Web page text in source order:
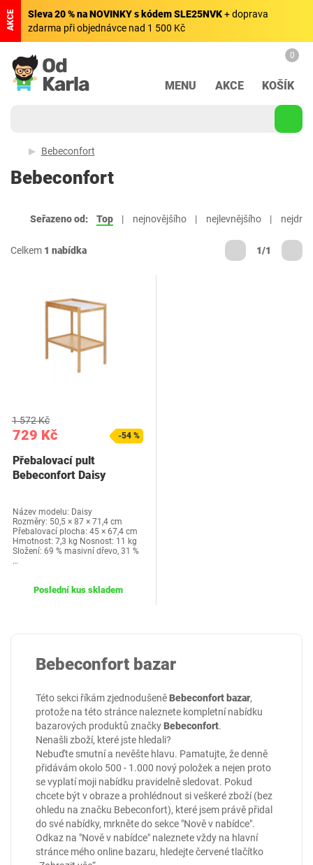
AKCE Sleva 20 % na NOVINKY s kódem SLE25NVK+ doprava
zdarma při objednávce nad 1 500 Kč
MENU AKCE
0
KOŠÍK
Bebeconfort
Bebeconfort
Seřazeno od: Top nejnovějšího nejlevnějšího
Celkem 1 nabídka 1/1
729 Kč
1 572 Kč
-54 %
Přebalovací pult
Bebeconfort Daisy
Název modelu: Daisy
Rozměry: 50,5 × 87 × 71,4 cm
Přebalovací plocha: 45 × 67,4 cm
Hmotnost: 7,3 kg Nosnost: 11 kg
Složení: 69 % masivní dřevo, 31 %
…
Poslední kus skladem
Bebeconfort bazar
Této sekci říkám zjednodušeněBebeconfort bazar,
protože na této stránce naleznete kompletní nabídku
bazarových produktů značkyBebeconfort.
Nenašli zboží, které jste hledali?
Nebuďte smutní a nevěšte hlavu. Pamatujte, že denně
přidávám okolo 500 - 1.000 nový položek a nejen proto
se vyplatí moji nabídku pravidelně sledovat. Pokud
chcete být v obraze a prohlédnout si veškeré zboží (bez
ohledu na značku Bebeconfort), které jsem právě přidal
do své nabídky, mrkněte do sekce "Nově v nabídce".
Odkaz na "Nově v nabídce" naleznete vždy na hlavní
stránce mého online bazaru, hledejte červené tlačítko